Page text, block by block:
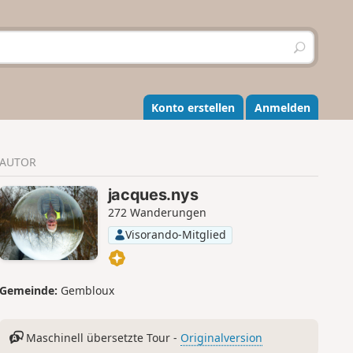
S
u
h
e
n
Konto erstellen Anmelden
AUTOR
jacques.nys
272 Wanderungen
Visorando-Mitglied
Gemeinde: Gembloux
Maschinell übersetzte Tour - Originalversion